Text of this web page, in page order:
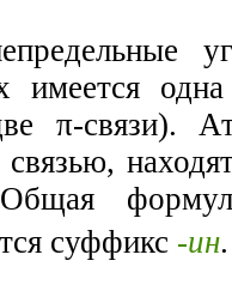
имеется
π-связи).
Общая
суффикс -ин.